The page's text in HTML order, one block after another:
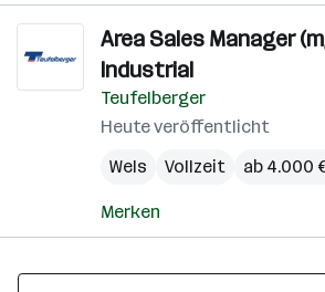
Area Sales Manager
Industrial
Teufelberger
Heute veröffentlicht
Wels
Vollzeit ab 4.000
Merken